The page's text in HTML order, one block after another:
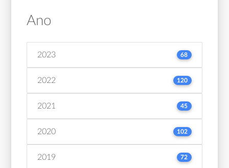
Ano
2023 68
2022 120
2021 45
2020 102
2019 72